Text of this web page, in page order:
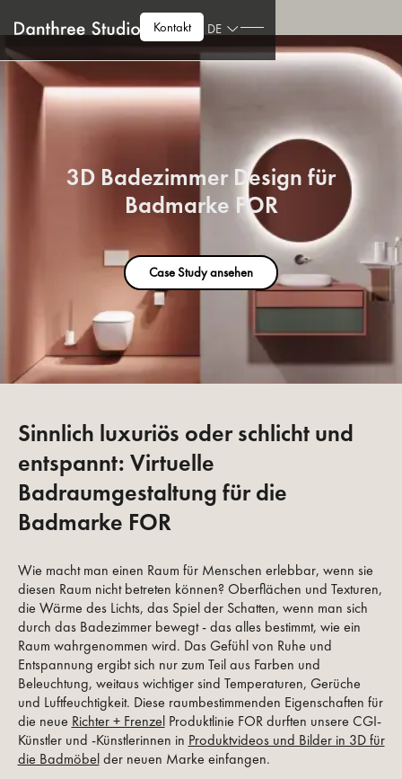
Kontakt DE
3D Badezimmer Design für
Badmarke FOR
Case Study ansehen
Sinnlich luxuriös oder schlicht und
entspannt: Virtuelle
Badraumgestaltung für die
Badmarke FOR
Wie macht man einen Raum für Menschen erlebbar, wenn sie
diesen Raum nicht betreten können? Oberflächen und Texturen,
die Wärme des Lichts, das Spiel der Schatten, wenn man sich
durch das Badezimmer bewegt - das alles bestimmt, wie ein
Raum wahrgenommen wird. Das Gefühl von Ruhe und
Entspannung ergibt sich nur zum Teil aus Farben und
Beleuchtung, weitaus wichtiger sind Temperaturen, Gerüche
und Luftfeuchtigkeit. Diese raumbestimmenden Eigenschaften für
die neue Richter + FrenzelProduktlinie FOR durften unsere CGI-
Künstler und -Künstlerinnen in Produktvideos und Bilder in 3D für
die Badmöbelder neuen Marke einfangen.